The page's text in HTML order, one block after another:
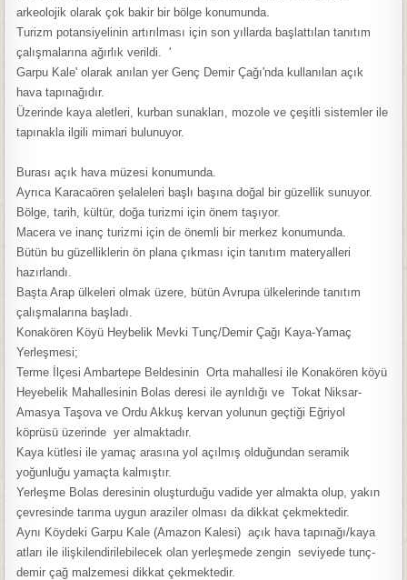
arkeolojik olarak çok bakir bir bölge konumunda.
Turizm potansiyelinin artırılması için son yıllarda başlattılan tanıtım
çalışmalarına ağırlık verildi. '
Garpu Kale' olarak anılan yer Genç Demir Çağı'nda kullanılan açık
hava tapınağıdır.
Üzerinde kaya aletleri, kurban sunakları, mozole ve çeşitli sistemler ile
tapınakla ilgili mimari bulunuyor.
Burası açık hava müzesi konumunda.
Ayrıca Karacaören şelaleleri başlı başına doğal bir güzellik sunuyor.
Bölge, tarih, kültür, doğa turizmi için önem taşıyor.
Macera ve inanç turizmi için de önemli bir merkez konumunda.
Bütün bu güzelliklerin ön plana çıkması için tanıtım materyalleri
hazırlandı.
Başta Arap ülkeleri olmak üzere, bütün Avrupa ülkelerinde tanıtım
çalışmalarına başladı.
Konakören Köyü Heybelik Mevki Tunç/Demir Çağı Kaya-Yamaç
Yerleşmesi;
Terme İlçesi Ambartepe Beldesinin Orta mahallesi ile Konakören köyü
Heyebelik Mahallesinin Bolas deresi ile ayrıldığı ve Tokat Niksar-
Amasya Taşova ve Ordu Akkuş kervan yolunun geçtiği Eğriyol
köprüsü üzerinde yer almaktadır.
Kaya kütlesi ile yamaç arasına yol açılmış olduğundan seramik
yoğunluğu yamaçta kalmıştır.
Yerleşme Bolas deresinin oluşturduğu vadide yer almakta olup, yakın
çevresinde tarıma uygun araziler olması da dikkat çekmektedir.
Aynı Köydeki Garpu Kale (Amazon Kalesi) açık hava tapınağı/kaya
atları ile ilişkilendirilebilecek olan yerleşmede zengin seviyede tunç-
demir çağ malzemesi dikkat çekmektedir.